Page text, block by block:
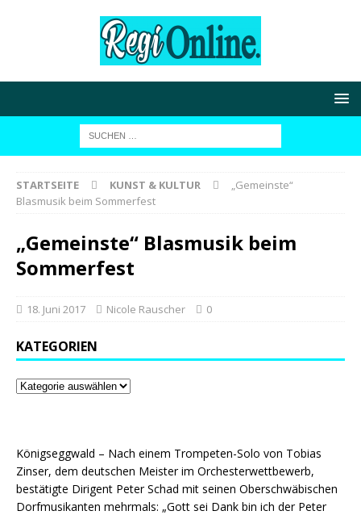
STARTSEITE KUNST & KULTUR
„Gemeinste“
Blasmusik beim Sommerfest
„Gemeinste“ Blasmusik beim
Sommerfest
18. Juni 2017 Nicole Rauscher 0
KATEGORIEN
Königseggwald – Nach einem Trompeten-Solo von Tobias
Zinser, dem deutschen Meister im Orchesterwettbewerb,
bestätigte Dirigent Peter Schad mit seinen Oberschwäbischen
Dorfmusikanten mehrmals: „Gott sei Dank bin ich der Peter